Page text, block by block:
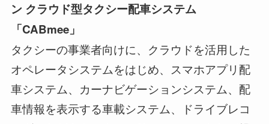
ン クラウド型タクシー配車システム
「CABmee」
タクシーの事業者向けに、クラウドを活用した
オペレータシステムをはじめ、スマホアプリ配
車システム、カーナビゲーションシステム、配
車情報を表示する車載システム、ドライブレコ